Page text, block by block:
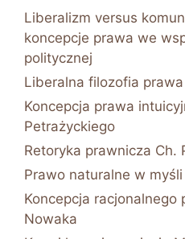
Liberalizm versus
koncepcje prawa we
politycznej
Liberalna filozofia prawa
Koncepcja prawa
Petrażyckiego
Retoryka prawnicza Ch.
Prawo naturalne w myśli
Koncepcja racjonalnego
Nowaka